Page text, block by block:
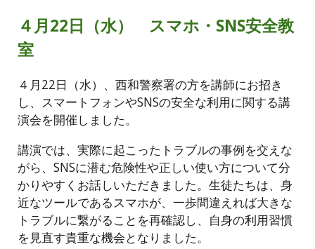
４月22日（水） スマホ・SNS安全教
室
４月22日（水）、西和警察署の方を講師にお招き
し、スマートフォンやSNSの安全な利用に関する講
演会を開催しました。
講演では、実際に起こったトラブルの事例を交えな
がら、SNSに潜む危険性や正しい使い方について分
かりやすくお話しいただきました。生徒たちは、身
近なツールであるスマホが、一歩間違えれば大きな
トラブルに繋がることを再確認し、自身の利用習慣
を見直す貴重な機会となりました。